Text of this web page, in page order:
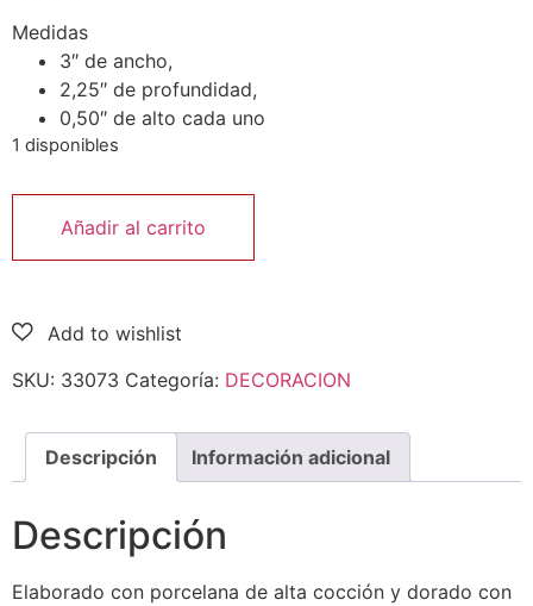
Medidas
3″ de ancho,
2,25″ de profundidad,
0,50″ de alto cada uno
1 disponibles
Añadir al carrito
SKU: 33073 Categoría: DECORACION
Descripción Información adicional
Descripción
Elaborado con porcelana de alta cocción y dorado con